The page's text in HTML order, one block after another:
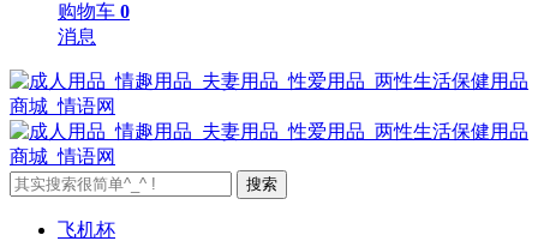
购物车 0
消息
飞机杯